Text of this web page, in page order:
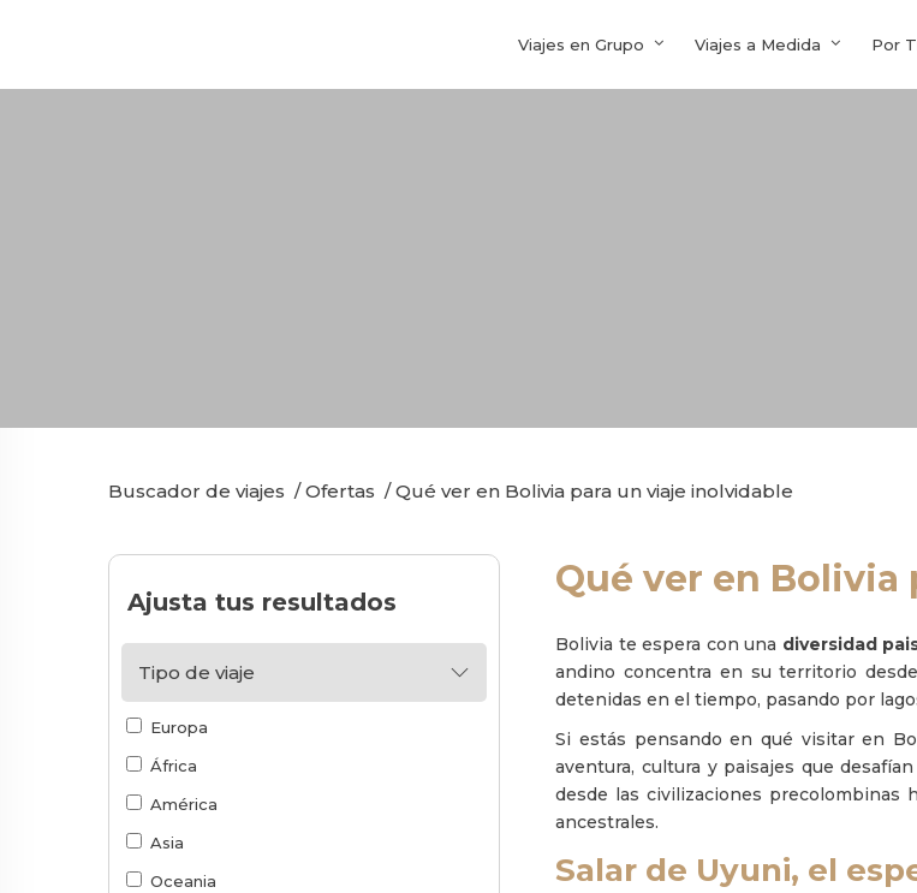
Viajes en Grupo Viajes a Medida Por
Buscador de viajes /Ofertas /Qué ver en Bolivia para un viaje inolvidable
Qué ver en
Bolivia te espera con una diversidad
andino concentra en su territorio
detenidas en el tiempo, pasando por
Si estás pensando en qué visitar en
aventura, cultura y paisajes que
desde las civilizaciones precolombinas
ancestrales.
Salar de Uyuni, el
Ajusta tus resultados
Tipo de viaje
Europa
África
América
Asia
Oceania